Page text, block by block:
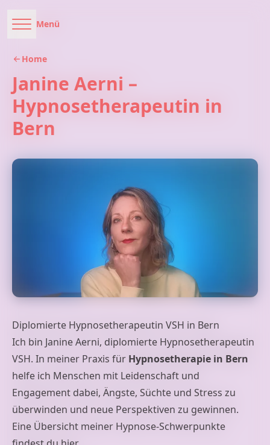
Menü
Home
Janine Aerni –
Hypnosetherapeutin in
Bern
Diplomierte Hypnosetherapeutin VSH in Bern
Ich bin Janine Aerni, diplomierte Hypnosetherapeutin
VSH. In meiner Praxis für Hypnosetherapie in Bern
helfe ich Menschen mit Leidenschaft und
Engagement dabei, Ängste, Süchte und Stress zu
überwinden und neue Perspektiven zu gewinnen.
Eine Übersicht meiner Hypnose-Schwerpunkte